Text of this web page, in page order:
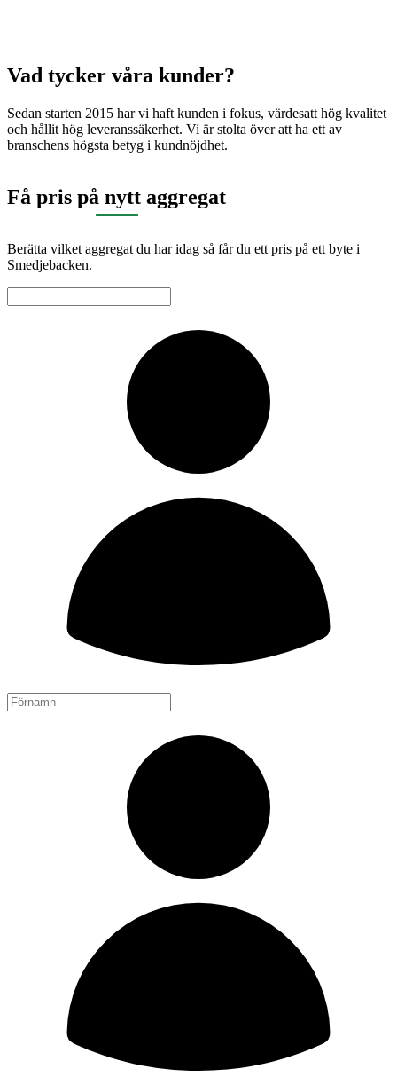
Vad tycker våra kunder?
Sedan starten 2015 har vi haft kunden i fokus, värdesatt hög kvalitet
och hållit hög leveranssäkerhet. Vi är stolta över att ha ett av
branschens högsta betyg i kundnöjdhet.
Få pris på nytt aggregat
Berätta vilket aggregat du har idag så får du ett pris på ett byte i
Smedjebacken.